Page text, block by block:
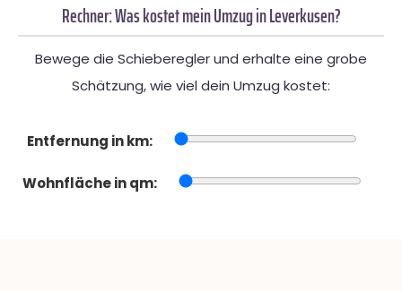
Rechner: Was kostet mein Umzug in Leverkusen?
Bewege die Schieberegler und erhalte eine grobe
Schätzung, wie viel dein Umzug kostet:
Entfernung in km:
Wohnfläche in qm: